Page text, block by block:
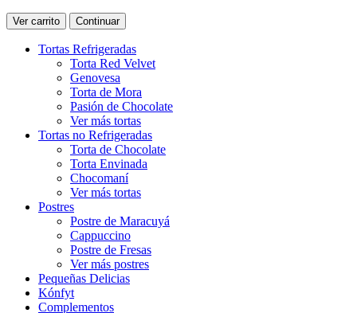
Ver carrito Continuar
Tortas Refrigeradas
Torta Red Velvet
Genovesa
Torta de Mora
Pasión de Chocolate
Ver más tortas
Tortas no Refrigeradas
Torta de Chocolate
Torta Envinada
Chocomaní
Ver más tortas
Postres
Postre de Maracuyá
Cappuccino
Postre de Fresas
Ver más postres
Pequeñas Delicias
Kónfyt
Complementos